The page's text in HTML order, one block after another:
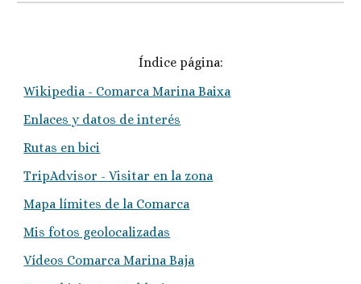
Índice página:
Wikipedia - Comarca Marina Baixa
Enlaces y datos de interés
Rutas en bici
TripAdvisor - Visitar en la zona
Mapa límites de la Comarca
Mis fotos geolocalizadas
Vídeos Comarca Marina Baja